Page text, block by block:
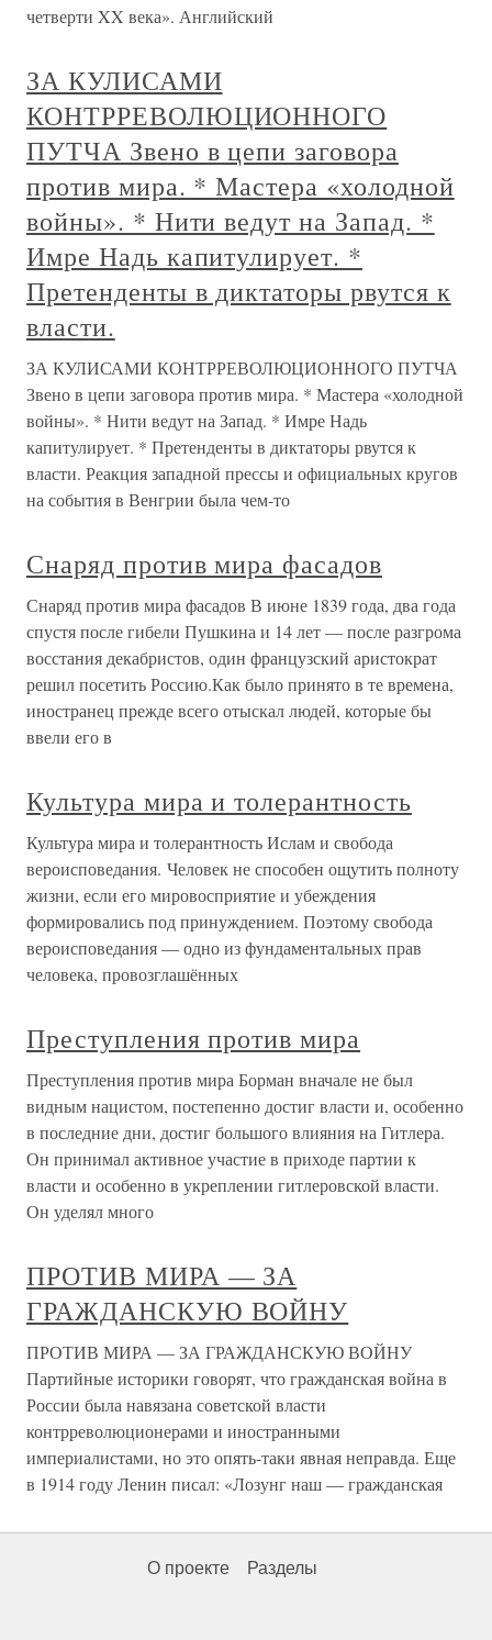
четверти XX века». Английский
ЗА КУЛИСАМИ
КОНТРРЕВОЛЮЦИОННОГО
ПУТЧА Звено в цепи заговора
против мира. * Мастера «холодной
войны». * Нити ведут на Запад. *
Имре Надь капитулирует. *
Претенденты в диктаторы рвутся к
власти.
ЗА КУЛИСАМИ КОНТРРЕВОЛЮЦИОННОГО ПУТЧА
Звено в цепи заговора против мира. * Мастера «холодной
войны». * Нити ведут на Запад. * Имре Надь
капитулирует. * Претенденты в диктаторы рвутся к
власти. Реакция западной прессы и официальных кругов
на события в Венгрии была чем-то
Снаряд против мира фасадов
Снаряд против мира фасадов В июне 1839 года, два года
спустя после гибели Пушкина и 14 лет — после разгрома
восстания декабристов, один французский аристократ
решил посетить Россию.Как было принято в те времена,
иностранец прежде всего отыскал людей, которые бы
ввели его в
Культура мира и толерантность
Культура мира и толерантность Ислам и свобода
вероисповедания. Человек не способен ощутить полноту
жизни, если его мировосприятие и убеждения
формировались под принуждением. Поэтому свобода
вероисповедания — одно из фундаментальных прав
человека, провозглашённых
Преступления против мира
Преступления против мира Борман вначале не был
видным нацистом, постепенно достиг власти и, особенно
в последние дни, достиг большого влияния на Гитлера.
Он принимал активное участие в приходе партии к
власти и особенно в укреплении гитлеровской власти.
Он уделял много
ПРОТИВ МИРА — ЗА
ГРАЖДАНСКУЮ ВОЙНУ
ПРОТИВ МИРА — ЗА ГРАЖДАНСКУЮ ВОЙНУ
Партийные историки говорят, что гражданская война в
России была навязана советской власти
контрреволюционерами и иностранными
империалистами, но это опять-таки явная неправда. Еще
в 1914 году Ленин писал: «Лозунг наш — гражданская
О проекте Разделы